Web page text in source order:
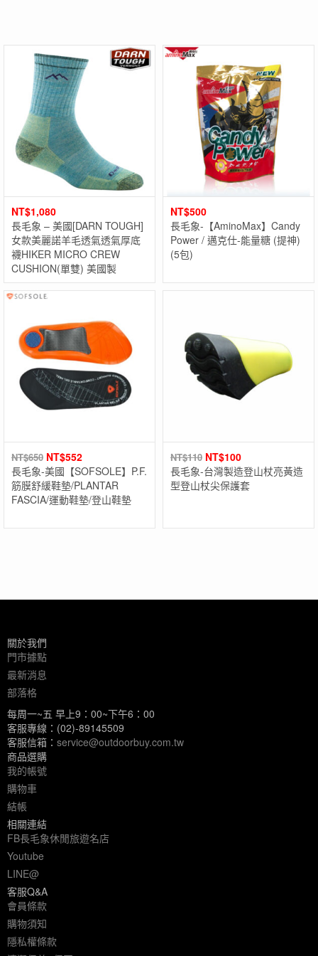
NT$1,080
長毛象 – 美國[DARN TOUGH]
女款美麗諾羊毛透氣透氣厚底
襪HIKER MICRO CREW
CUSHION(單雙) 美國製
NT$500
長毛象-【AminoMax】Candy
Power / 邁克仕-能量糖 (提神)
(5包)
NT$650 NT$552
長毛象-美國【SOFSOLE】P.F.
筋膜舒緩鞋墊/PLANTAR
FASCIA/運動鞋墊/登山鞋墊
NT$110 NT$100
長毛象-台灣製造登山杖亮黃造
型登山杖尖保護套
關於我們
門市據點
最新消息
部落格
每周一~五 早上9：00~下午6：00
客服專線：(02)-89145509
客服信箱： service@outdoorbuy.com.tw
商品選購
我的帳號
購物車
結帳
相關連結
FB長毛象休閒旅遊名店
Youtube
LINE@
客服Q&A
會員條款
購物須知
隱私權條款